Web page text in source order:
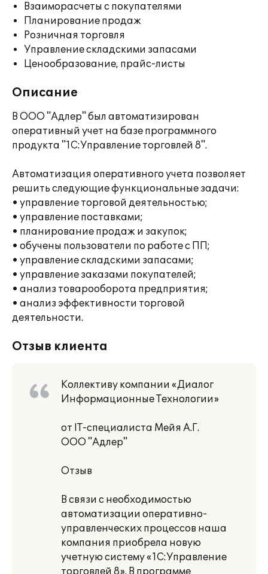
Взаиморасчеты с покупателями
Планирование продаж
Розничная торговля
Управление складскими запасами
Ценообразование, прайс-листы
Описание
В ООО "Адлер" был автоматизирован
оперативный учет на базе программного
продукта "1С:Управление торговлей 8".
Автоматизация оперативного учета позволяет
решить следующие функциональные задачи:
• управление торговой деятельностью;
• управление поставками;
• планирование продаж и закупок;
• обучены пользователи по работе с ПП;
• управление складскими запасами;
• управление заказами покупателей;
• анализ товарооборота предприятия;
• анализ эффективности торговой
деятельности.
Отзыв клиента
Коллективу компании «Диалог
Информационные Технологии»
от IT-специалиста Мейя А.Г.
ООО "Адлер"
Отзыв
В связи с необходимостью
автоматизации оперативно-
управленческих процессов наша
компания приобрела новую
учетную систему «1С:Управление
торговлей 8». В программе